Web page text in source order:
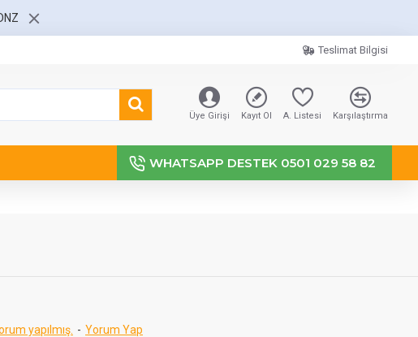
Teslimat Bilgisi
Üye Girişi Kayıt Ol A. Listesi Karşılaştırma
WHATSAPP DESTEK 0501 029 58 82
yapılmış. - Yorum Yap